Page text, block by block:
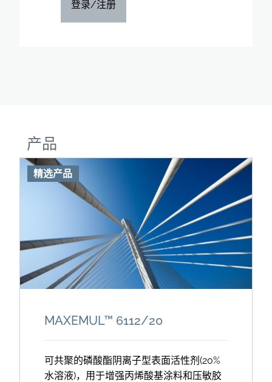
登录/注册
产品
精选产品
MAXEMUL™ 6112/20
可共聚的磷酸酯阴离子型表面活性剂(20%
水溶液)，用于增强丙烯酸基涂料和压敏胶